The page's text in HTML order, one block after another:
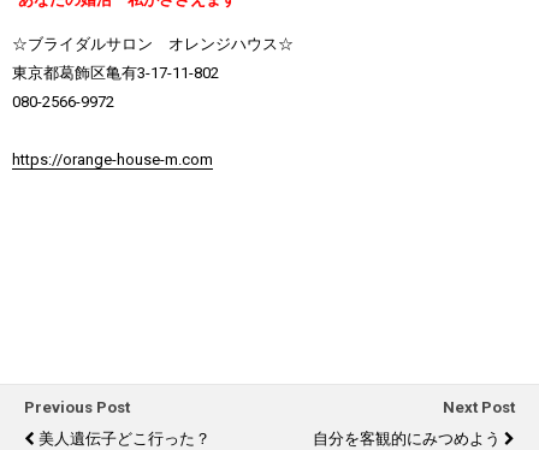
☆ブライダルサロン オレンジハウス☆
東京都葛飾区亀有3-17-11-802
080-2566-9972
https://orange-house-m.com
Previous Post
美人遺伝子どこ行った？
Next Post
自分を客観的にみつめよう